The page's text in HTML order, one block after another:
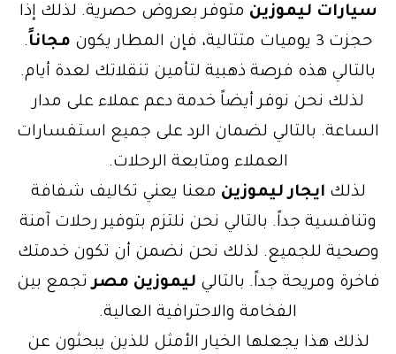
سيارات ليموزين متوفر بعروض حصرية. لذلك إذا
حجزت 3 يوميات متتالية، فإن المطار يكون
مجاناً .
بالتالي هذه فرصة ذهبية لتأمين تنقلاتك لعدة أيام.
لذلك نحن نوفر أيضاً خدمة دعم عملاء على مدار
الساعة. بالتالي لضمان الرد على جميع استفسارات
العملاء ومتابعة الرحلات.
لذلك ايجار ليموزين معنا يعني تكاليف شفافة
وتنافسية جداً. بالتالي نحن نلتزم بتوفير رحلات آمنة
وصحية للجميع. لذلك نحن نضمن أن تكون خدمتك
فاخرة ومريحة جداً. بالتالي ليموزين مصرتجمع بين
الفخامة والاحترافية العالية.
لذلك هذا يجعلها الخيار الأمثل للذين يبحثون عن